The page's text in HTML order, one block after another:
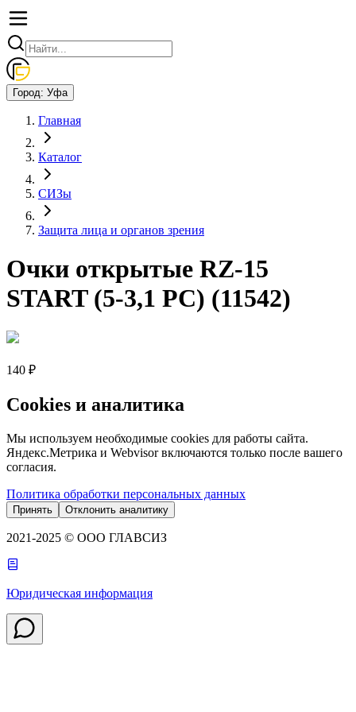
Город: Уфа
Главная
Каталог
СИЗы
Защита лица и органов зрения
Очки открытые RZ-15
START (5-3,1 PC) (11542)
140 ₽
Cookies и аналитика
Мы используем необходимые cookies для работы сайта.
Яндекс.Метрика и Webvisor включаются только после вашего
согласия.
Политика обработки персональных данных
Принять Отклонить аналитику
2021-2025 © ООО ГЛАВСИЗ
Юридическая информация